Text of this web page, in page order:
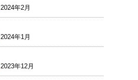
2024年2月
2024年1月
2023年12月